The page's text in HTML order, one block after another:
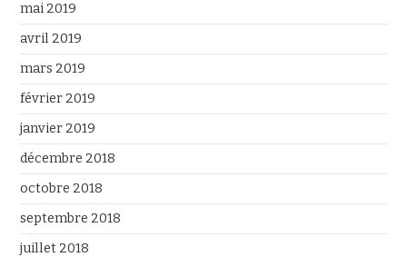
mai 2019
avril 2019
mars 2019
février 2019
janvier 2019
décembre 2018
octobre 2018
septembre 2018
juillet 2018